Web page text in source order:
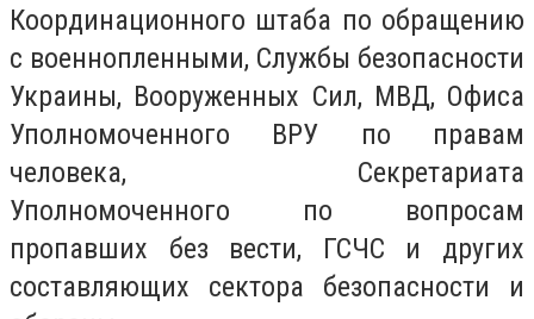
Координационного штаба по обращению
с военнопленными, Службы безопасности
Украины, Вооруженных Сил, МВД, Офиса
Уполномоченного ВРУ по правам
человека, Секретариата
Уполномоченного по вопросам
пропавших без вести, ГСЧС и других
составляющих сектора безопасности и